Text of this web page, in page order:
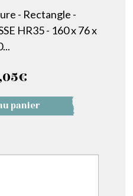
- Rectangle -
HR35 - 160 x 76 x
€
panier